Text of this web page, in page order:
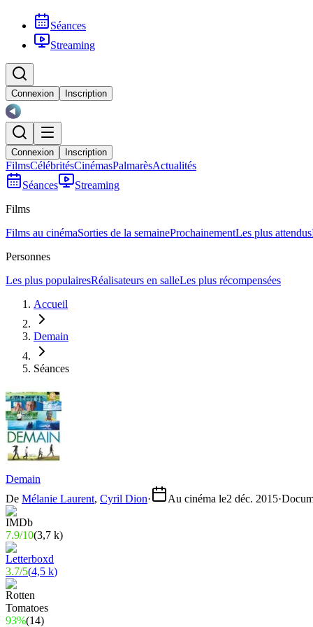
Séances
Streaming
Connexion Inscription
Connexion Inscription
FilmsCélébritésCinémasPalmarèsActualités
Séances
Streaming
Films
Films au cinémaSorties de la semaineProchainementLes plus attendus
Personnes
Les plus populairesRéalisateurs en salleLes plus récompensées
Accueil
Demain
Séances
Demain
De Mélanie Laurent, Cyril Dion· Au cinéma le2 déc. 2015·
7.9/10(3,7 k)
3.7/5(4,5 k)
93%(14)